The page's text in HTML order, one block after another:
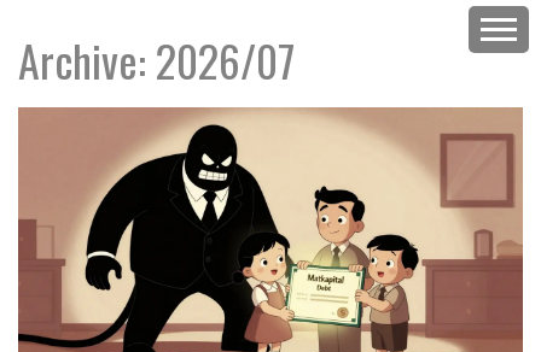
Archive: 2026/07